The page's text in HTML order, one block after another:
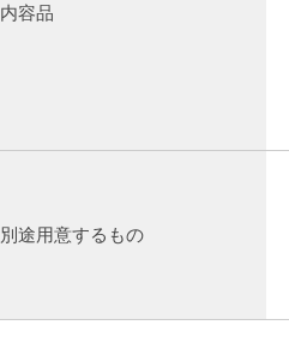
内容品
別途用意するもの